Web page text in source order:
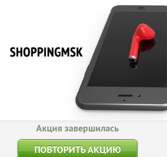
Акция завершилась
ПОВТОРИТЬ АКЦИЮ